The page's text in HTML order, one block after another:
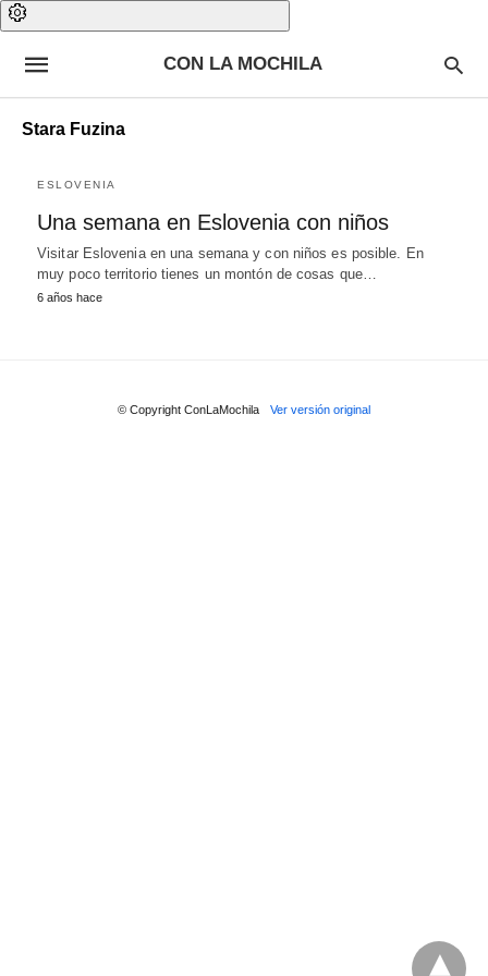
CON LA MOCHILA
Stara Fuzina
ESLOVENIA
Una semana en Eslovenia con niños
Visitar Eslovenia en una semana y con niños es posible. En
muy poco territorio tienes un montón de cosas que…
6 años hace
© Copyright ConLaMochila Ver versión original